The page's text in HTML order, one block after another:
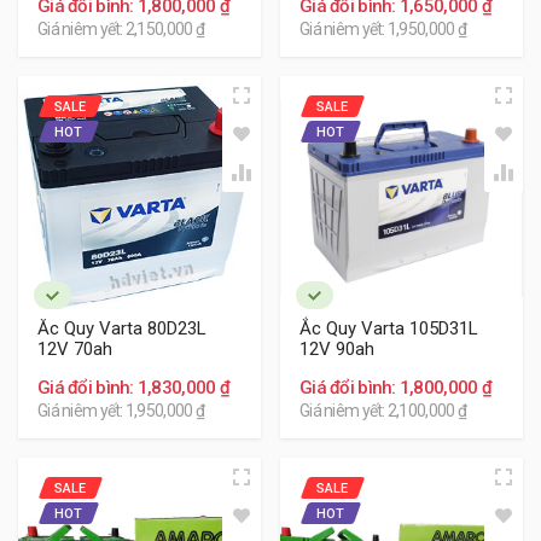
Phân phúc phổ thông
Với khách hàng quan tâm nhiều hơn về chi phí với
thương hiệu phổ thông, thì ắc quy Varta thương
Giá đổi bình: 1,800,000 ₫
Giá niêm yết: 2,150,000 ₫
Giá đổi bình: 1,650,000 ₫
Giá niêm yết: 1,950,000 ₫
SALE
HOT
Ắc Quy Varta 80D23L
12V 70ah
Giá đổi bình: 1,830,000 ₫
Giá niêm yết: 1,950,000 ₫
SALE
HOT
Ắc Quy Varta 105D31L
12V 90ah
Giá đổi bình: 1,800,000 ₫
Giá niêm yết: 2,100,000 ₫
SALE
HOT
SALE
HOT